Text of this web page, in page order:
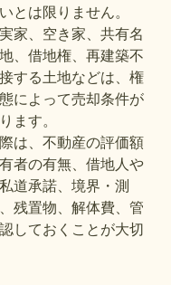
とは限りません。
家、空き家、共有名
、借地権、再建築不
する土地などは、権
によって売却条件が
ます。
は、不動産の評価額
者の有無、借地人や
道承諾、境界・測
残置物、解体費、管
しておくことが大切